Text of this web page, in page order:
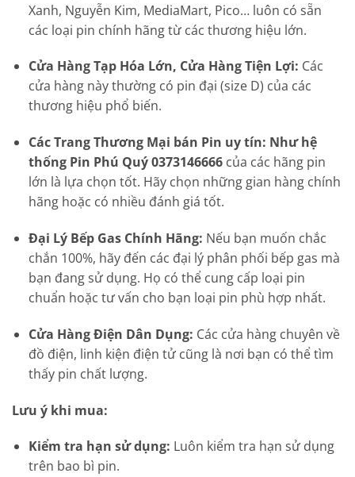
Xanh, Nguyễn Kim, MediaMart, Pico… luôn có sẵn
các loại pin chính hãng từ các thương hiệu lớn.
Cửa Hàng Tạp Hóa Lớn, Cửa Hàng Tiện Lợi: Các
cửa hàng này thường có pin đại (size D) của các
thương hiệu phổ biến.
Các Trang Thương Mại bán Pin uy tín: Như hệ
thống Pin Phú Quý 0373146666của các hãng pin
lớn là lựa chọn tốt. Hãy chọn những gian hàng chính
hãng hoặc có nhiều đánh giá tốt.
Đại Lý Bếp Gas Chính Hãng: Nếu bạn muốn chắc
chắn 100%, hãy đến các đại lý phân phối bếp gas mà
bạn đang sử dụng. Họ có thể cung cấp loại pin
chuẩn hoặc tư vấn cho bạn loại pin phù hợp nhất.
Cửa Hàng Điện Dân Dụng: Các cửa hàng chuyên về
đồ điện, linh kiện điện tử cũng là nơi bạn có thể tìm
thấy pin chất lượng.
Lưu ý khi mua:
Kiểm tra hạn sử dụng: Luôn kiểm tra hạn sử dụng
trên bao bì pin.